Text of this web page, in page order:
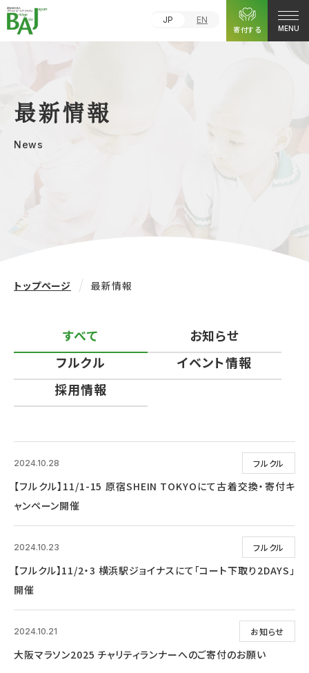
JP
EN
寄付する
MENU
最新情報
News
トップページ 最新情報
すべて
お知らせ
フルクル
イベント情報
採用情報
フルクル
2024.10.28
【フルクル】11/1-15 原宿SHEIN TOKYOにて古着交換・寄付キ
ャンペーン開催
フルクル
2024.10.23
【フルクル】11/2・3 横浜駅ジョイナスにて「コート下取り2DAYS」
開催
お知らせ
2024.10.21
大阪マラソン2025 チャリティランナーへのご寄付のお願い